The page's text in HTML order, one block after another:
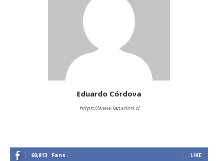
Eduardo Córdova
https://www.lanacion.cl
60,813 Fans LIKE